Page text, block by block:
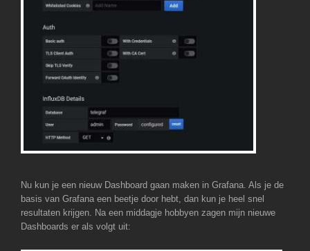
Nu kun je een nieuw Dashboard gaan maken in Grafana. Als je de
basis van Grafana een beetje door hebt, dan kun je heel snel
resultaten krijgen. Na een middagje hobbyen zagen mijn nieuwe
Dashboards er als volgt uit: